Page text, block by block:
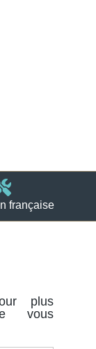
française
plus
vous